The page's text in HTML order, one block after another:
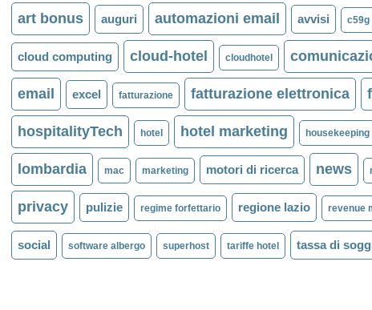
art bonus auguri automazioni email avvisi c59g
cloud computing cloud-hotel cloudhotel
email excel fatturazione fatturazione elettronica
hospitalityTech hotel hotel marketing housekeeping
lombardia mac marketing motori di ricerca news
privacy pulizie regime forfettario regione lazio revenue
social software albergo superhost tariffe hotel tassa di